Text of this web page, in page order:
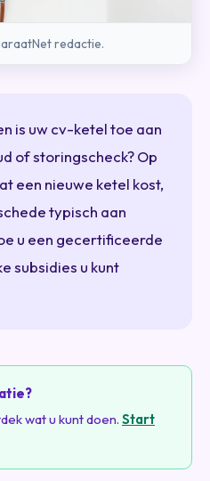
redactie.
is uw cv-ketel toe aan
of storingscheck? Op
een nieuwe ketel kost,
typisch aan
u een gecertificeerde
subsidies u kunt
wat u kunt doen. Start